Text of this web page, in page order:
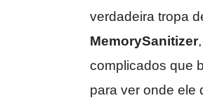
verdadeira tropa
MemorySanitizer,
complicados que
para ver onde ele